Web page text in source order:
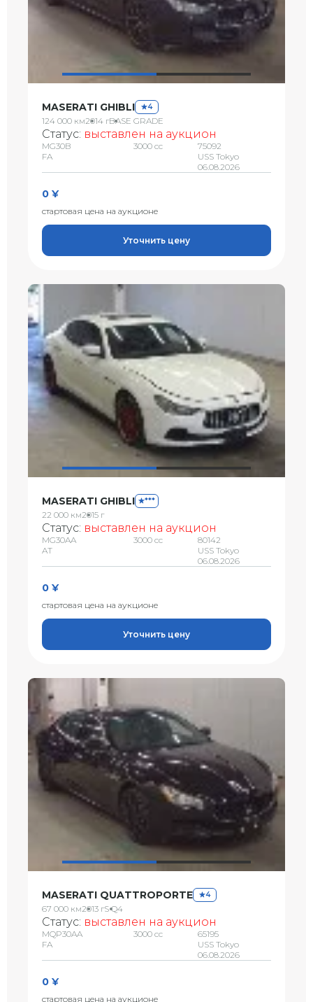
MASERATI GHIBLI 4
124 000 км2014 гBASE GRADE
Статус: выставлен на аукцион
MG30B
FA
3000 сс
75092
USS Tokyo
06.08.2026
0 ¥
стартовая цена на аукционе
Уточнить цену
MASERATI GHIBLI ***
22 000 км2015 г
Статус: выставлен на аукцион
MG30AA
AT
3000 сс
80142
USS Tokyo
06.08.2026
0 ¥
стартовая цена на аукционе
Уточнить цену
MASERATI QUATTROPORTE 4
67 000 км2013 гS Q4
Статус: выставлен на аукцион
MQP30AA
FA
3000 сс
65195
USS Tokyo
06.08.2026
0 ¥
стартовая цена на аукционе